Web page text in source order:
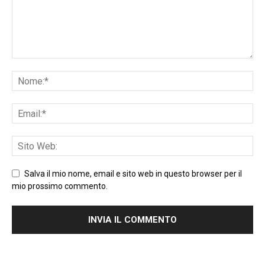
Salva il mio nome, email e sito web in questo browser per il
mio prossimo commento.